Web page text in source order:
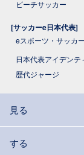
ビーチサッカー
[サッカーe日本代表]
eスポーツ・サッカー
日本代表アイデンテ
歴代ジャージ
見る
する